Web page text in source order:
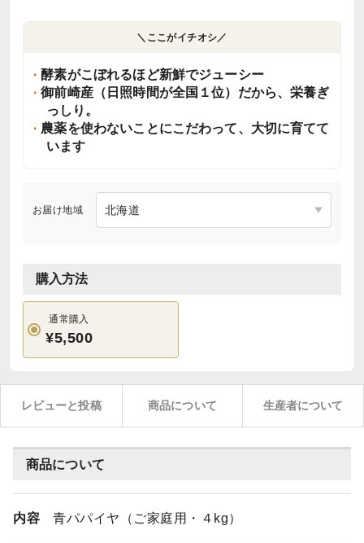
＼ここがイチオシ／
酵素がこぼれるほど新鮮でジューシー
御前崎産（日照時間が全国１位）だから、栄養ぎ
っしり。
農薬を使わないことにこだわって、大切に育てて
います
お届け地域
購入方法
通常購入
¥5,500
レビューと投稿 商品について 生産者について
商品について
内容 青パパイヤ（ご家庭用・４kg）